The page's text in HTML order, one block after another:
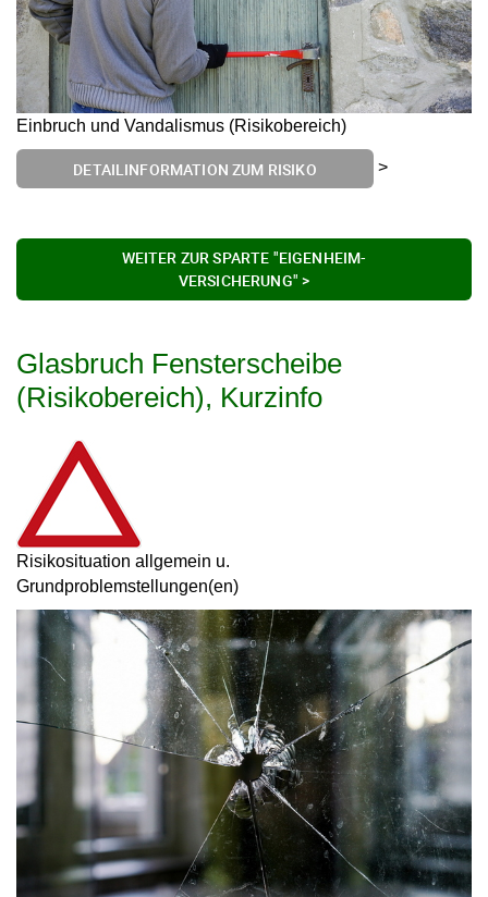
Einbruch und Vandalismus (Risikobereich)
DETAILINFORMATION ZUM RISIKO >
WEITER ZUR SPARTE "EIGENHEIM-
VERSICHERUNG" >
Glasbruch Fensterscheibe
(Risikobereich), Kurzinfo
Risikosituation allgemein u.
Grundproblemstellungen(en)